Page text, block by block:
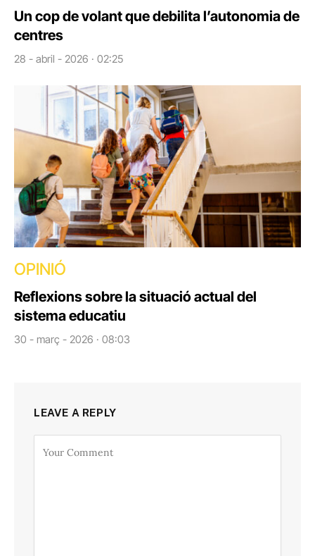
Un cop de volant que debilita l’autonomia de
centres
28 - abril - 2026 · 02:25
OPINIÓ
Reflexions sobre la situació actual del
sistema educatiu
30 - març - 2026 · 08:03
LEAVE A REPLY